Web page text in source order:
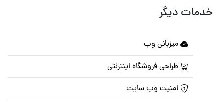
خدمات دیگر
میزبانی وب
طراحی فروشگاه اینترنتی
امنیت وب سایت